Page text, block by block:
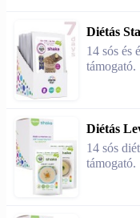
Diétás
14 sós és
támogató.
Diétás
14 sós
támogató.